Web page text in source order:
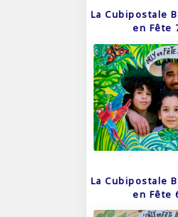
La Cubipostale
en Fête
La Cubipostale
en Fête